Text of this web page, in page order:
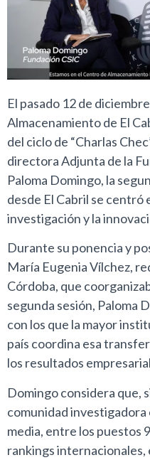
El pasado 12 de
Almacenamiento de El
del ciclo de “Charlas
directora Adjunta de la
Paloma Domingo, la
desde El Cabril se centró
investigación y la
Durante su ponencia y
María Eugenia Vílchez,
Córdoba, que
segunda sesión, Paloma
con los que la mayor
país coordina esa
los resultados
Domingo considera que,
comunidad investigadora
media, entre los puestos
rankings internacionales,